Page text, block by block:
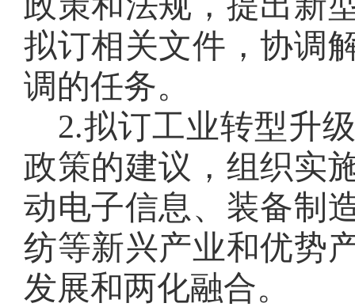
拟订相关文件，协调
调的任务。
2.拟订工业转型升
政策的建议，组织实
动电子信息、装备制
纺等新兴产业和优势
发展和两化融合。